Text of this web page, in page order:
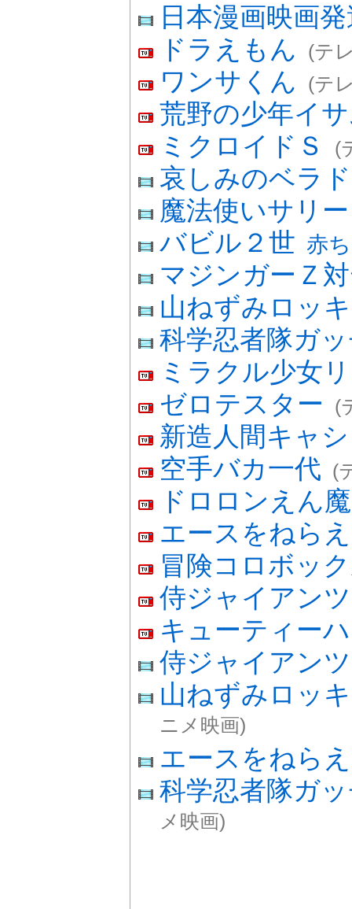
日本漫画映画
ドラえもん
(テ
ワンサくん (テ
荒野の少年イ
ミクロイドＳ
(
哀しみのベラ
魔法使いサリ
バビル２世 赤
マジンガーＺ
山ねずみロッ
科学忍者隊ガ
ミラクル少女
ゼロテスター
(
新造人間キャ
空手バカ一代 (
ドロロンえん
エースをねら
冒険コロボッ
侍ジャイアンツ
キューティー
侍ジャイアンツ
山ねずみロッ
ニメ映画)
エースをねら
科学忍者隊ガ
メ映画)